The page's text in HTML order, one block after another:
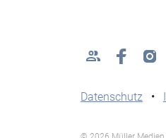
Datenschutz •